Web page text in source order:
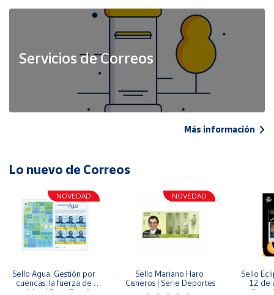
Servicios de Correos
Más información
Lo nuevo de Correos
NOVEDAD
Sello Agua. Gestión por
cuencas: la fuerza de
una idea.| Serie España
NOVEDAD
Sello Mariano Haro
Cisneros | Serie Deportes
Sello
12 de
Serie